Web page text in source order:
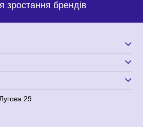
зростання брендів
29